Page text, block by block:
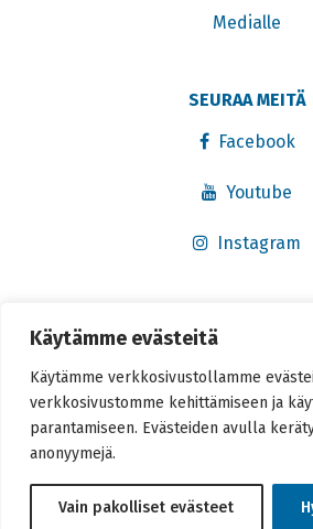
Käytämme evästeitä
Käytämme verkkosivustollamme
verkkosivustomme kehittämiseen ja
parantamiseen. Evästeiden avulla
anonyymejä.
Vain pakolliset evästeet
Medialle
SEURAA MEITÄ
Facebook
Youtube
Instagram
® Rekisteröity tavaramerkki 2016.